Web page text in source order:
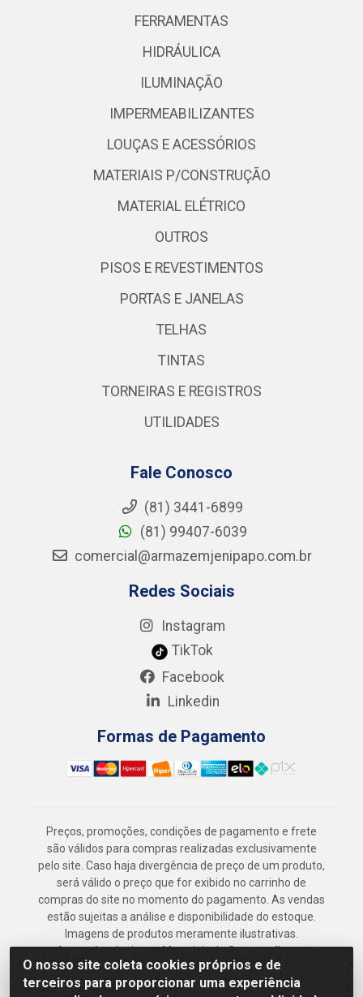
O nosso site coleta cookies próprios e de
terceiros para proporcionar uma experiência
FERRAMENTAS
HIDRÁULICA
ILUMINAÇÃO
IMPERMEABILIZANTES
LOUÇAS E ACESSÓRIOS
MATERIAIS P/CONSTRUÇÃO
MATERIAL ELÉTRICO
OUTROS
PISOS E REVESTIMENTOS
PORTAS E JANELAS
TELHAS
TINTAS
TORNEIRAS E REGISTROS
UTILIDADES
Fale Conosco
(81) 3441-6899
(81) 99407-6039
comercial@armazemjenipapo.com.br
Redes Sociais
Instagram
TikTok
Facebook
Linkedin
Formas de Pagamento
Preços, promoções, condições de pagamento e frete
são válidos para compras realizadas exclusivamente
pelo site. Caso haja divergência de preço de um produto,
será válido o preço que for exibido no carrinho de
compras do site no momento do pagamento. As vendas
estão sujeitas a análise e disponibilidade do estoque.
Imagens de produtos meramente ilustrativas.
Armazém Jenipapo Materiais de Construção em
Geral LTDA - Rua das Flores, 2691 - Guabiraba,
Recife/PE - CEP 52.291-630 - CNPJ